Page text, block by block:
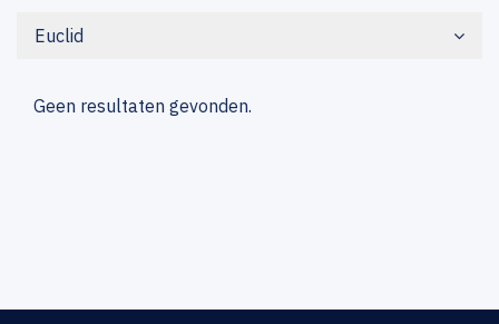
Euclid
Geen resultaten gevonden.